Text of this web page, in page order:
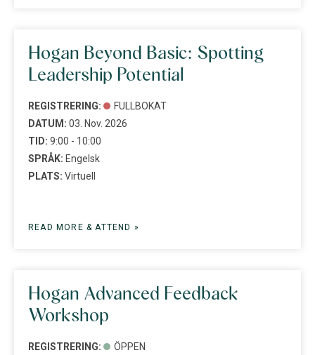
Hogan Beyond Basic: Spotting
Leadership Potential
REGISTRERING:
FULLBOKAT
DATUM: 03. Nov. 2026
TID: 9:00 - 10:00
SPRÅK: Engelsk
PLATS: Virtuell
READ MORE & ATTEND »
Hogan Advanced Feedback
Workshop
REGISTRERING:
ÖPPEN